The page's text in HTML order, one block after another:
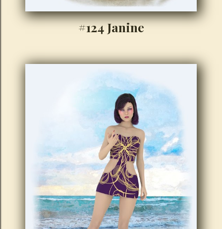
#124 Janine